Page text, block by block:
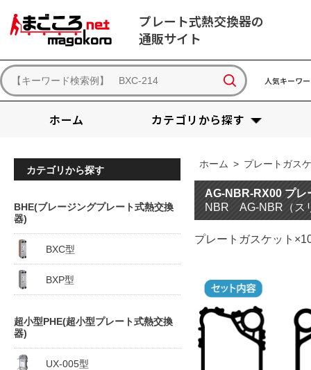
プレート式熱交換器の
通販サイト
人気キーワ
ホーム カテゴリから探す
ホーム > プレートガス
AG-NBR-RX00 プレ
NBR AG-NBR（ス
プレートガスケット
カテゴリから探す
BHE(ブレージングプレート式熱交換
器)
BXC型
BXP型
超小型PHE(超小型プレート式熱交換
器)
UX-005型